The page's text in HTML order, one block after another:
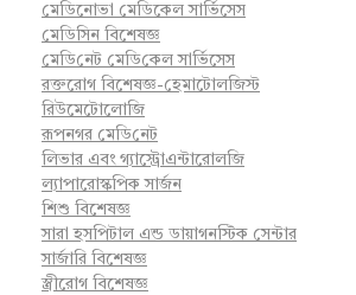
মেডিনোভা মেডিকেল সার্ভিসেস
মেডিসিন বিশেষজ্ঞ
মে‌ডি‌নেট মে‌ডি‌কেল সা‌র্ভিসেস
রক্তরোগ বিশেষজ্ঞ-হেমাটোলজিস্ট
রিউমেটোলোজি
রূপনগর মে‌ডি‌নেট
লিভার এবং গ্যাস্ট্রোএন্টারোলজি
ল্যাপারোস্কপিক সার্জন
শিশু বিশেষজ্ঞ
সারা হসপিটাল এন্ড ডায়াগনস্টিক সেন্টার
সার্জারি বিশেষজ্ঞ
স্ত্রীরোগ বিশেষজ্ঞ